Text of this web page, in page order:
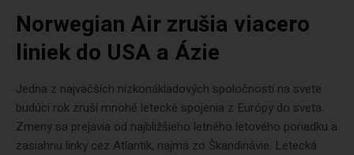
Norwegian Air zrušia viacero
liniek do USA a Ázie
Jedna z najväčších nízkonákladových spoločností na svete
budúci rok zruší mnohé letecké spojenia z Európy do sveta.
Zmeny sa prejavia od najbližšieho letného letového poriadku a
zasiahnu linky cez Atlantik, najmä zo Škandinávie. Letecká